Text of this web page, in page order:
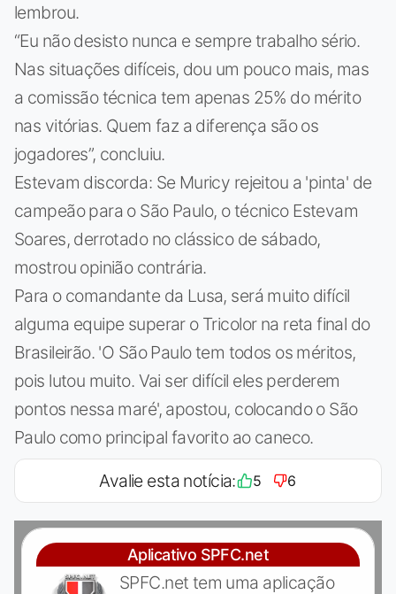
lembrou.
“Eu não desisto nunca e sempre trabalho sério.
Nas situações difíceis, dou um pouco mais, mas
a comissão técnica tem apenas 25% do mérito
nas vitórias. Quem faz a diferença são os
jogadores”, concluiu.
Estevam discorda: Se Muricy rejeitou a 'pinta' de
campeão para o São Paulo, o técnico Estevam
Soares, derrotado no clássico de sábado,
mostrou opinião contrária.
Para o comandante da Lusa, será muito difícil
alguma equipe superar o Tricolor na reta final do
Brasileirão. 'O São Paulo tem todos os méritos,
pois lutou muito. Vai ser difícil eles perderem
pontos nessa maré', apostou, colocando o São
Paulo como principal favorito ao caneco.
Avalie esta notícia: 5 6
Aplicativo SPFC.net
SPFC.net tem uma aplicação